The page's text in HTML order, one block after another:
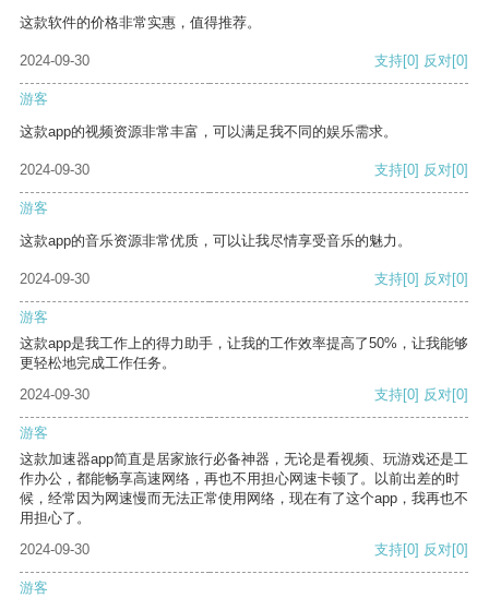
这款软件的价格非常实惠，值得推荐。
2024-09-30 支持[0] 反对[0]
游客
这款app的视频资源非常丰富，可以满足我不同的娱乐需求。
2024-09-30 支持[0] 反对[0]
游客
这款app的音乐资源非常优质，可以让我尽情享受音乐的魅力。
2024-09-30 支持[0] 反对[0]
游客
这款app是我工作上的得力助手，让我的工作效率提高了50%，让我能够
更轻松地完成工作任务。
2024-09-30
支持[0] 反对[0]
游客
这款加速器app简直是居家旅行必备神器，无论是看视频、玩游戏还是工
作办公，都能畅享高速网络，再也不用担心网速卡顿了。以前出差的时
候，经常因为网速慢而无法正常使用网络，现在有了这个app，我再也不
用担心了。
2024-09-30
支持[0] 反对[0]
游客